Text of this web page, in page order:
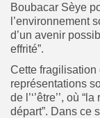
Boubacar Sèye
l’environnement
d’un avenir
effrité”.
Cette fragilisation
représentations
de l’‘’être’’, où
départ”. Dans ce